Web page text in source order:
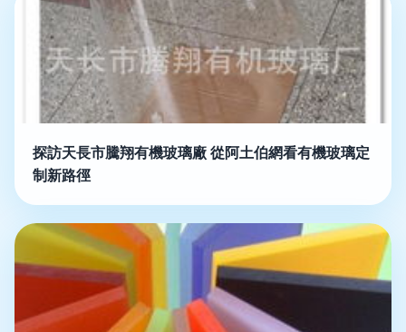
探訪天長市騰翔有機玻璃廠 從阿土伯網看有機玻璃定
制新路徑